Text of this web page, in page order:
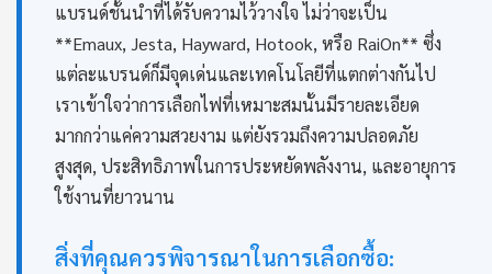
แบรนด์ชั้นนำที่ได้รับความไว้วางใจ ไม่ว่าจะเป็น
**Emaux, Jesta, Hayward, Hotook, หรือ RaiOn** ซึ่ง
แต่ละแบรนด์ก็มีจุดเด่นและเทคโนโลยีที่แตกต่างกันไป
เราเข้าใจว่าการเลือกไฟที่เหมาะสมนั้นมีรายละเอียด
มากกว่าแค่ความสวยงาม แต่ยังรวมถึงความปลอดภัย
สูงสุด, ประสิทธิภาพในการประหยัดพลังงาน, และอายุการ
ใช้งานที่ยาวนาน
สิ่งที่คุณควรพิจารณาในการเลือกซื้อ: